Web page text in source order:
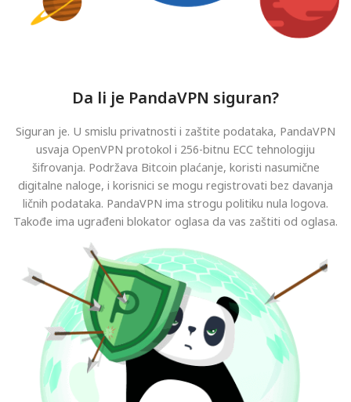
Da li je PandaVPN siguran?
Siguran je. U smislu privatnosti i zaštite podataka, PandaVPN
usvaja OpenVPN protokol i 256-bitnu ECC tehnologiju
šifrovanja. Podržava Bitcoin plaćanje, koristi nasumične
digitalne naloge, i korisnici se mogu registrovati bez davanja
ličnih podataka. PandaVPN ima strogu politiku nula logova.
Takođe ima ugrađeni blokator oglasa da vas zaštiti od oglasa.